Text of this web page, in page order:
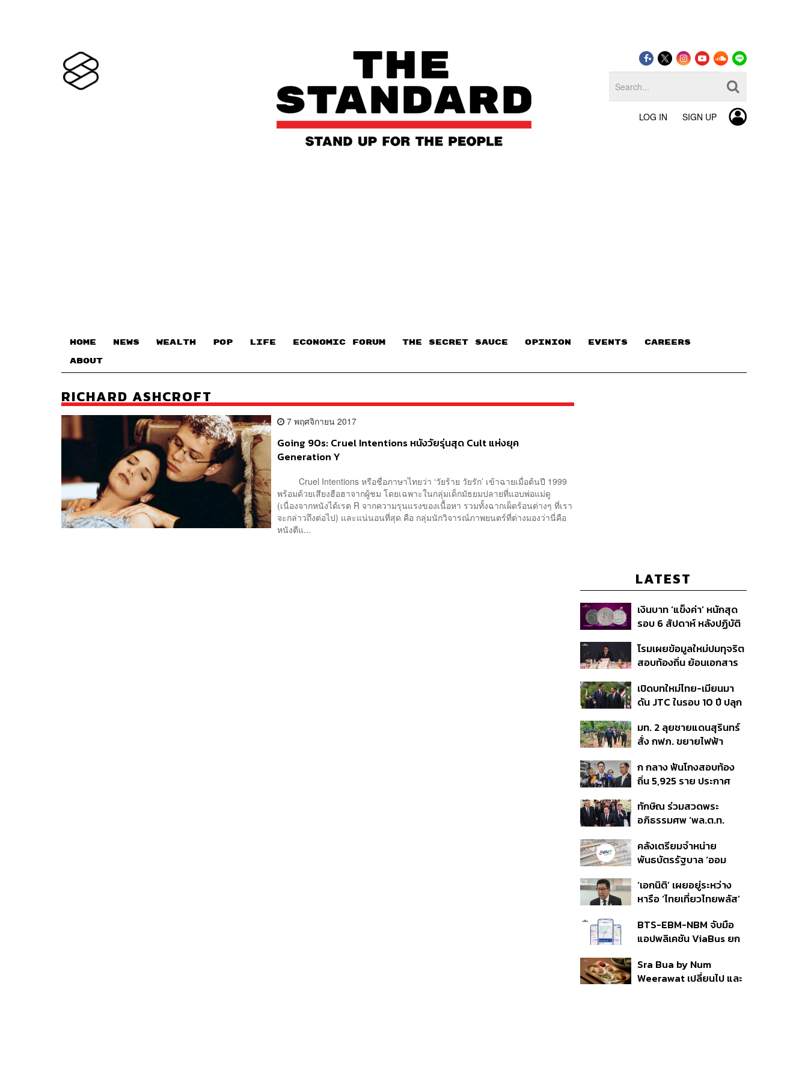
LOG IN SIGN UP
HOME NEWS WEALTH POP LIFE ECONOMIC FORUM THE SECRET SAUCE​ OPINION EVENTS CAREERS
ABOUT
RICHARD ASHCROFT
7 พฤศจิกายน 2017
Going 90s: Cruel Intentions หนังวัยรุ่นสุด Cult แห่งยุค
Generation Y
Cruel Intentions หรือชื่อภาษาไทยว่า ‘วัยร้าย วัยรัก’ เข้าฉายเมื่อต้นปี 1999
พร้อมด้วยเสียงฮือฮาจากผู้ชม โดยเฉพาะในกลุ่มเด็กมัธยมปลายที่แอบพ่อแม่ดู
(เนื่องจากหนังได้เรต R จากความรุนแรงของเนื้อหา รวมทั้งฉากเผ็ดร้อนต่างๆ ที่เรา
จะกล่าวถึงต่อไป) และแน่นอนที่สุด คือ กลุ่มนักวิจารณ์ภาพยนตร์ที่ต่างมองว่านี่คือ
หนังตีแ...
LATEST
เงินบาท ‘แข็งค่า’ หนักสุด
รอบ 6 สัปดาห์ หลังปฏิบัติ
สหรัฐฯ-ญี่ปุ่น Standard
Chartered เปิดเป้าสิ้นปีนี้
ต่อดอลลาร์
โรมเผยข้อมูลใหม่ปมทุจริต
สอบท้องถิ่น ย้อนเอกสาร
อนุทิน จ่อสอบต่อเอี่ยว
ตัดตอน ม.บูรพา หรือไม่
เปิดบทใหม่ไทย-เมียนมา
ดัน JTC ในรอบ 10 ปี ปลุก
ชายแดน ท่าเรือน้ำลึก
ทวาย
มท. 2 ลุยชายแดนสุรินทร์
สั่ง กฟภ. ขยายไฟฟ้า
350’ เสริมความมั่นคง
ชายแดน
ก กลาง ฟันโกงสอบท้อง
ถิ่น 5,925 ราย ประกาศ
ราย รอ ป.ป.ช. ขีดเส้นแล้ว
เสร็จ 31 ส.ค.
ทักษิณ ร่วมสวดพระ
อภิธรรมศพ ‘พล.ต.ท.
สิน’ สิริอายุ 103 ปี แกนนำ
เพื่อไทย-บุคคลหลาก
คลังเตรียมจำหน่าย
พันธบัตรรัฐบาล ‘ออม
ก.ย.นี้ อาจเพิ่มสัดส่วนการ
ขายแบบ Small Lot First
‘เอกนิติ’ เผยอยู่ระหว่าง
หารือ ‘ไทยเที่ยวไทยพลัส’
แสนล้าน มั่นใจงบต่อ ‘ไทย
ช่วยไทย พลัส’ เฟส 2 มี
BTS-EBM-NBM จับมือ
แอปพลิเคชัน ViaBus ยก
รถไฟฟ้า 3 สายแบบเรียล
ไทม์
Sra Bua by Num
Weerawat เปลี่ยนไป และ